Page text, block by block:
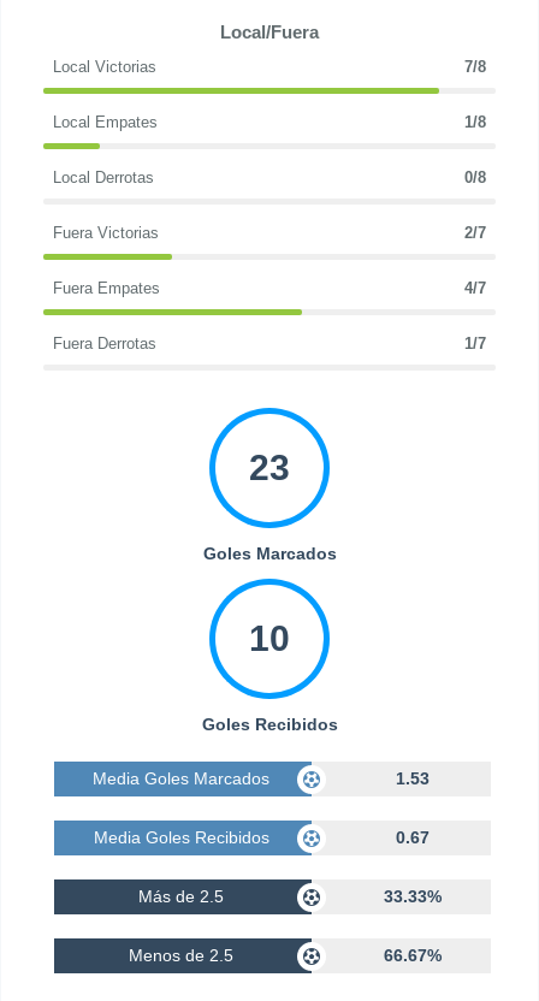
Local/Fuera
Local Victorias 7/8
Local Empates 1/8
Local Derrotas 0/8
Fuera Victorias 2/7
Fuera Empates 4/7
Fuera Derrotas 1/7
23
Goles Marcados
10
Goles Recibidos
Media Goles Marcados 1.53
Media Goles Recibidos 0.67
Más de 2.5 33.33%
Menos de 2.5 66.67%